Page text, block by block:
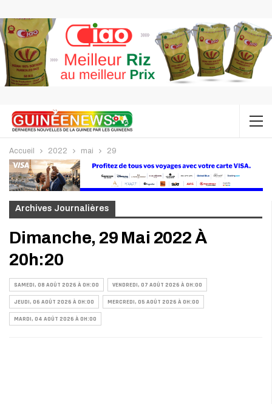
Accueil 2022 mai 29
Archives Journalières
Dimanche, 29 Mai 2022 À
20h:20
SAMEDI, 08 AOÛT 2026 À 0H:00 VENDREDI, 07 AOÛT 2026 À 0H:00
JEUDI, 06 AOÛT 2026 À 0H:00 MERCREDI, 05 AOÛT 2026 À 0H:00
MARDI, 04 AOÛT 2026 À 0H:00